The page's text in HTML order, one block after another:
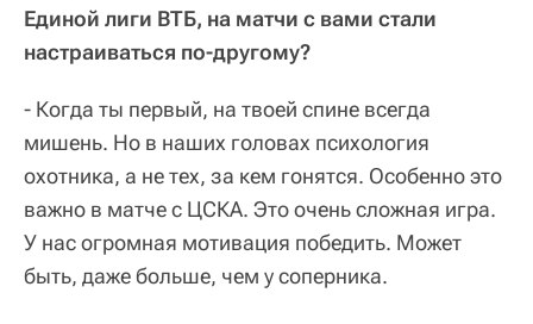
Единой лиги ВТБ, на матчи с вами стали
настраиваться по-другому?
- Когда ты первый, на твоей спине всегда
мишень. Но в наших головах психология
охотника, а не тех, за кем гонятся. Особенно это
важно в матче с ЦСКА. Это очень сложная игра.
У нас огромная мотивация победить. Может
быть, даже больше, чем у соперника.